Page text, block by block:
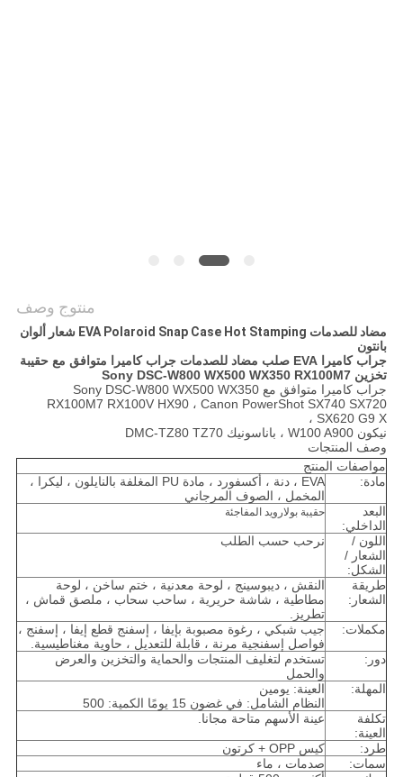
منتوج وصف
مضاد للصدمات EVA Polaroid Snap Case Hot Stamping شعار ألوان
بانتون
جراب كاميرا EVA صلب مضاد للصدمات جراب كاميرا متوافق مع حقيبة
تخزين Sony DSC-W800 WX500 WX350 RX100M7
جراب كاميرا متوافق مع Sony DSC-W800 WX500 WX350
RX100M7 RX100V HX90 ، Canon PowerShot SX740 SX720
SX620 G9 X ،
نيكون W100 A900 ، باناسونيك DMC-TZ80 TZ70
وصف المنتجات
مواصفات المنتج
مادة:
EVA ، دنة ، أكسفورد ، مادة PU المغلفة بالنايلون ، ليكرا ،
المخمل ، الصوف المرجاني
البعد
الداخلي:
حقيبة بولارويد المفاجئة
اللون /
الشعار /
الشكل:
نرحب حسب الطلب
طريقة
الشعار:
النقش ، ديبوسينج ، لوحة معدنية ، ختم ساخن ، لوحة
مطاطية ، شاشة حريرية ، ساحب سحاب ، ملصق قماش ،
تطريز.
مكملات:
جيب شبكي ، رغوة مصبوبة بإيفا ، إسفنج قطع إيفا ، إسفنج ،
فواصل إسفنجية مرنة ، قابلة للتعديل ، حاوية مغناطيسية.
دور:
تستخدم لتغليف المنتجات والحماية والتخزين والعرض
والحمل
المهلة:
العينة: يومين
النظام الشامل: في غضون 15 يومًا الكمية: 500
تكلفة
العينة:
عينة الأسهم متاحة مجانا.
طرد:
كيس OPP + كرتون
سمات:
صدمات ، ماء